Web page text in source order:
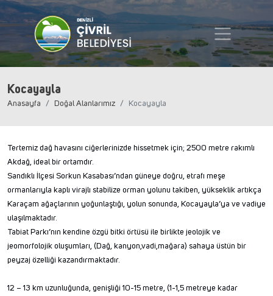
Kocayayla
Anasayfa Doğal Alanlarımız Kocayayla
Tertemiz dağ havasını ciğerlerinizde hissetmek için; 2500 metre rakımlı
Akdağ, ideal bir ortamdır.
Sandıklı İlçesi Sorkun Kasabası’ndan güneye doğru, etrafı meşe
ormanlarıyla kaplı virajlı stabilize orman yolunu takiben, yükseklik artıkça
Karaçam ağaçlarının yoğunlaştığı, yolun sonunda, Kocayayla’ya ve vadiye
ulaşılmaktadır.
Tabiat Parkı’nın kendine özgü bitki örtüsü ile birlikte jeolojik ve
jeomorfolojik oluşumları, (Dağ, kanyon,vadi,mağara) sahaya üstün bir
peyzaj özelliği kazandırmaktadır.
12 – 13 km uzunluğunda, genişliği 10-15 metre, (1-1,5 metreye kadar